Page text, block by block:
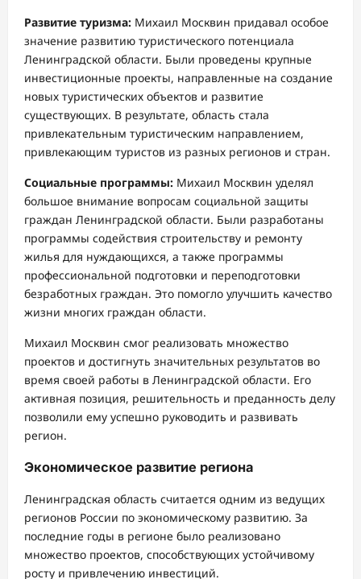
Развитие туризма: Михаил Москвин придавал особое
значение развитию туристического потенциала
Ленинградской области. Были проведены крупные
инвестиционные проекты, направленные на создание
новых туристических объектов и развитие
существующих. В результате, область стала
привлекательным туристическим направлением,
привлекающим туристов из разных регионов и стран.
Социальные программы: Михаил Москвин уделял
большое внимание вопросам социальной защиты
граждан Ленинградской области. Были разработаны
программы содействия строительству и ремонту
жилья для нуждающихся, а также программы
профессиональной подготовки и переподготовки
безработных граждан. Это помогло улучшить качество
жизни многих граждан области.
Михаил Москвин смог реализовать множество
проектов и достигнуть значительных результатов во
время своей работы в Ленинградской области. Его
активная позиция, решительность и преданность делу
позволили ему успешно руководить и развивать
регион.
Экономическое развитие региона
Ленинградская область считается одним из ведущих
регионов России по экономическому развитию. За
последние годы в регионе было реализовано
множество проектов, способствующих устойчивому
росту и привлечению инвестиций.